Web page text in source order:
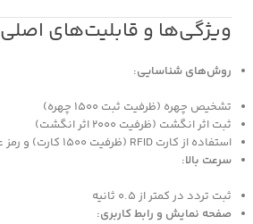
ویژگی‌ها و قابلیت‌های اصلی
روش‌های شناسایی:
تشخیص چهره (ظرفیت ثبت 1500 چهره)
ثبت اثر انگشت (ظرفیت 2000 اثر انگشت)
استفاده از کارت RFID (ظرفیت 1500 کارت) و رمز عبور
سرعت بالا:
ثبت تردد در کمتر از 0.5 ثانیه
صفحه نمایش و رابط کاربری: